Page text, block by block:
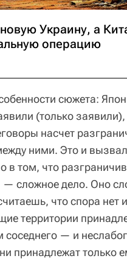
Украину, а
операцию
сюжета:
(только заявили),
насчет
ними. Это и
в том, что
сложное дело. Оно
что спора нет и
территории
соседнего — и
принадлежат только